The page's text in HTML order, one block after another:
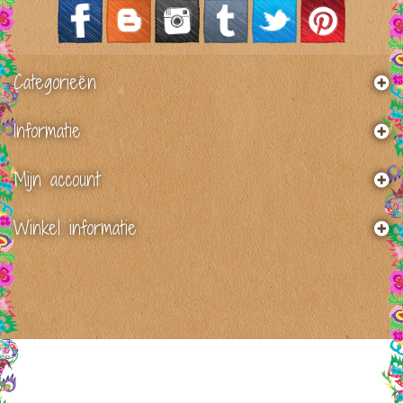
Categorieën
Informatie
Mijn account
Winkel informatie